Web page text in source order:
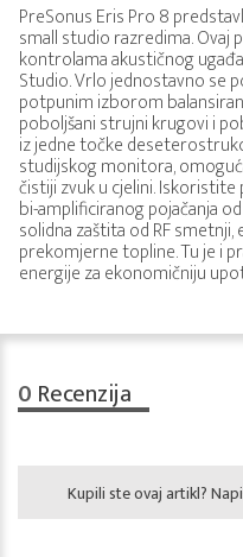
PreSonus Eris Pro 8
small studio razredima.
kontrolama akustičnog
Studio. Vrlo jednostavno se
potpunim izborom
poboljšani strujni krugovi i
iz jedne točke
studijskog monitora,
čistiji zvuk u cjelini.
bi-amplificiranog pojačanja
solidna zaštita od RF
prekomjerne topline. Tu je i
energije za ekonomičniju
0 Recenzija
Kupili ste ovaj artikl?